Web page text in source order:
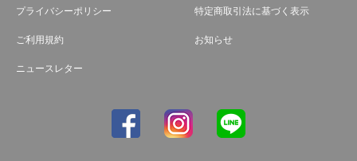
プライバシーポリシー 特定商取引法に基づく表示
ご利用規約 お知らせ
ニュースレター